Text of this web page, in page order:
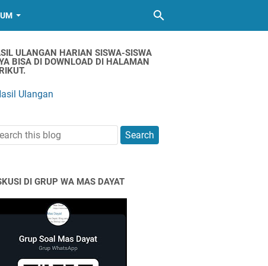
ULANGAN HARIAN SISWA-SISWA
BISA DI DOWNLOAD DI HALAMAN
Ulangan
DI GRUP WA MAS DAYAT